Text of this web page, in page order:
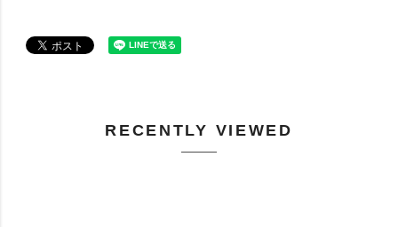
RECENTLY VIEWED